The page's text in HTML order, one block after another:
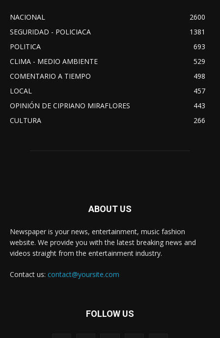
NACIONAL
2600
SEGURIDAD - POLICIACA
1381
POLITICA
693
CLIMA - MEDIO AMBIENTE
529
COMENTARIO A TIEMPO
498
LOCAL
457
OPINIÓN DE CIPRIANO MIRAFLORES
443
CULTURA
266
ABOUT US
Newspaper is your news, entertainment, music fashion
website. We provide you with the latest breaking news and
videos straight from the entertainment industry.
Contact us: contact@yoursite.com
FOLLOW US